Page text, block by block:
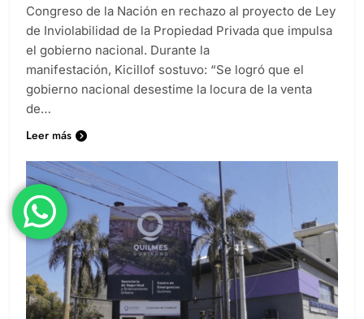
Congreso de la Nación en rechazo al proyecto de Ley
de Inviolabilidad de la Propiedad Privada que impulsa
el gobierno nacional. Durante la
manifestación, Kicillof sostuvo: “Se logró que el
gobierno nacional desestime la locura de la venta
de…
Leer más